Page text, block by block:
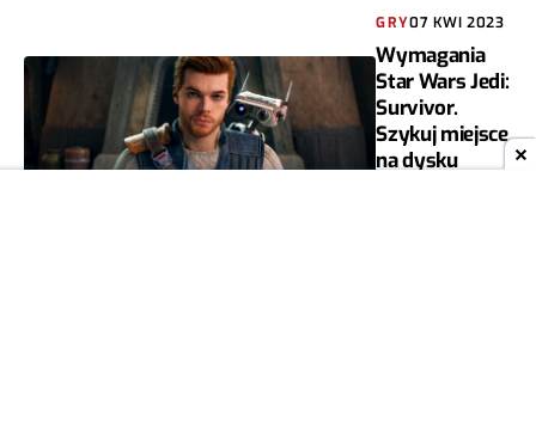
GRY07 KWI 2023
Wymagania
Star Wars Jedi:
Survivor.
Szykuj miejsce
na dysku